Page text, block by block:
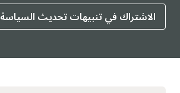
الاشتراك في تنبيهات تحديث السياسة